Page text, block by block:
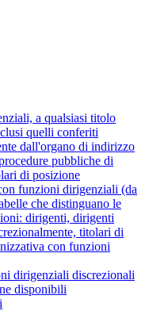
a qualsiasi titolo
quelli conferiti
dall'organo di indirizzo
pubbliche di
di posizione
funzioni dirigenziali (da
che distinguano le
dirigenti, dirigenti
titolari di
con funzioni
dirigenziali discrezionali
disponibili